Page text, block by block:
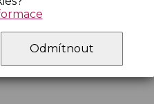
Odmítnout